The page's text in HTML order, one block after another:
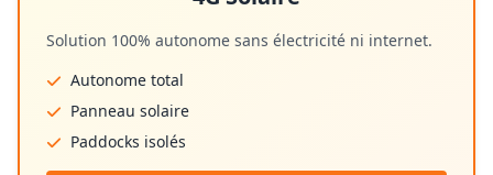
Solution 100% autonome sans électricité ni internet.
Autonome total
Panneau solaire
Paddocks isolés